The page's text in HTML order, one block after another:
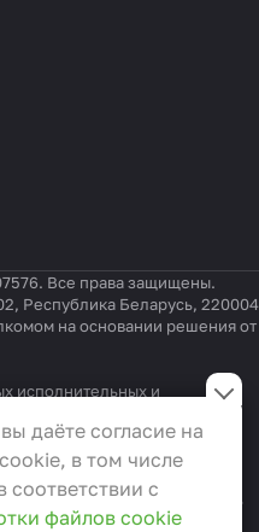
Все права защищены.
Республика Беларусь, 220004
на основании решения от
исполнительных и
рассматривать
41-58, +375 17 370-30-64
Республики Беларусь
для
и не
в наших
даёте согласие на
в том числе
соответствии с
файлов cookie